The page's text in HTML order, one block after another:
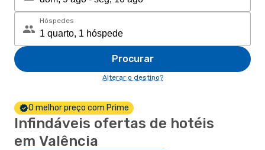
Hóspedes
Procurar
Alterar o destino?
O melhor preço com Prime
Infindáveis ofertas de hotéis
em Valência